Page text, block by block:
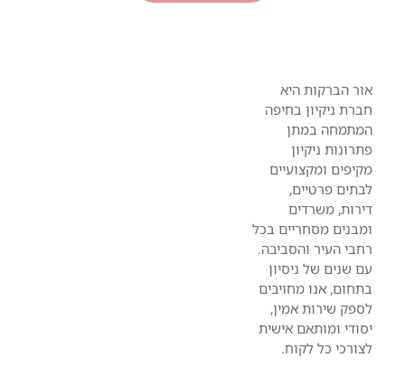
אור הברקות היא
חברת ניקיון בחיפה
המתמחה במתן
פתרונות ניקיון
מקיפים ומקצועיים
לבתים פרטיים,
דירות, משרדים
ומבנים מסחריים בכל
רחבי העיר והסביבה.
עם שנים של ניסיון
בתחום, אנו מחויבים
לספק שירות אמין,
יסודי ומותאם אישית
לצורכי כל לקוח.